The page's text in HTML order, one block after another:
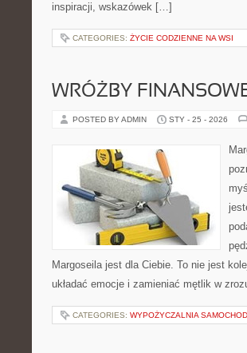
inspiracji, wskazówek […]
CATEGORIES: ŻYCIE CODZIENNE NA WSI
WRÓŻBY
POSTED BY ADMIN STY - 25 - 2026
Margoseila jest dla Ciebie. To nie jest
układać emocje i zamieniać mętlik w
CATEGORIES: WYPOŻYCZALNIA